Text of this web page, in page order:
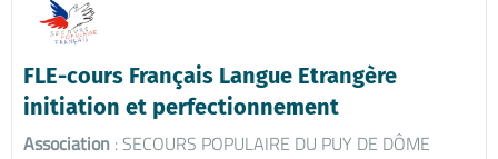
FLE-cours Français Langue Etrangère
initiation et perfectionnement
Association : SECOURS POPULAIRE DU PUY DE DÔME